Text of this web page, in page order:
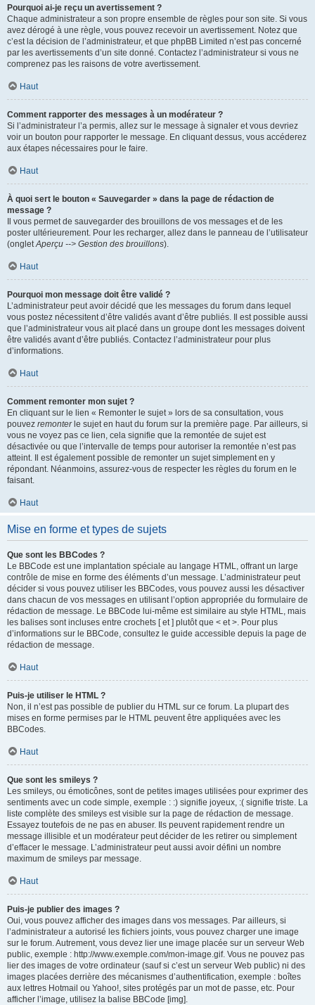
Pourquoi ai-je reçu un avertissement ?
Chaque administrateur a son propre ensemble de règles pour son site. Si vous
avez dérogé à une règle, vous pouvez recevoir un avertissement. Notez que
c’est la décision de l’administrateur, et que phpBB Limited n’est pas concerné
par les avertissements d’un site donné. Contactez l’administrateur si vous ne
comprenez pas les raisons de votre avertissement.
Haut
Comment rapporter des messages à un modérateur ?
Si l’administrateur l’a permis, allez sur le message à signaler et vous devriez
voir un bouton pour rapporter le message. En cliquant dessus, vous accéderez
aux étapes nécessaires pour le faire.
Haut
À quoi sert le bouton « Sauvegarder » dans la page de rédaction de
message ?
Il vous permet de sauvegarder des brouillons de vos messages et de les
poster ultérieurement. Pour les recharger, allez dans le panneau de l’utilisateur
(ongletAperçu --> Gestion des brouillons).
Haut
Pourquoi mon message doit être validé ?
L’administrateur peut avoir décidé que les messages du forum dans lequel
vous postez nécessitent d’être validés avant d’être publiés. Il est possible aussi
que l’administrateur vous ait placé dans un groupe dont les messages doivent
être validés avant d’être publiés. Contactez l’administrateur pour plus
d’informations.
Haut
Comment remonter mon sujet ?
En cliquant sur le lien « Remonter le sujet » lors de sa consultation, vous
pouvez remonterle sujet en haut du forum sur la première page. Par ailleurs, si
vous ne voyez pas ce lien, cela signifie que la remontée de sujet est
désactivée ou que l’intervalle de temps pour autoriser la remontée n’est pas
atteint. Il est également possible de remonter un sujet simplement en y
répondant. Néanmoins, assurez-vous de respecter les règles du forum en le
faisant.
Haut
Mise en forme et types de sujets
Que sont les BBCodes ?
Le BBCode est une implantation spéciale au langage HTML, offrant un large
contrôle de mise en forme des éléments d’un message. L’administrateur peut
décider si vous pouvez utiliser les BBCodes, vous pouvez aussi les désactiver
dans chacun de vos messages en utilisant l’option appropriée du formulaire de
rédaction de message. Le BBCode lui-même est similaire au style HTML, mais
les balises sont incluses entre crochets [ et ] plutôt que < et >. Pour plus
d’informations sur le BBCode, consultez le guide accessible depuis la page de
rédaction de message.
Haut
Puis-je utiliser le HTML ?
Non, il n’est pas possible de publier du HTML sur ce forum. La plupart des
mises en forme permises par le HTML peuvent être appliquées avec les
BBCodes.
Haut
Que sont les smileys ?
Les smileys, ou émoticônes, sont de petites images utilisées pour exprimer des
sentiments avec un code simple, exemple : :) signifie joyeux, :( signifie triste. La
liste complète des smileys est visible sur la page de rédaction de message.
Essayez toutefois de ne pas en abuser. Ils peuvent rapidement rendre un
message illisible et un modérateur peut décider de les retirer ou simplement
d’effacer le message. L’administrateur peut aussi avoir défini un nombre
maximum de smileys par message.
Haut
Puis-je publier des images ?
Oui, vous pouvez afficher des images dans vos messages. Par ailleurs, si
l’administrateur a autorisé les fichiers joints, vous pouvez charger une image
sur le forum. Autrement, vous devez lier une image placée sur un serveur Web
public, exemple : http://www.exemple.com/mon-image.gif. Vous ne pouvez pas
lier des images de votre ordinateur (sauf si c’est un serveur Web public) ni des
images placées derrière des mécanismes d’authentification, exemple : boîtes
aux lettres Hotmail ou Yahoo!, sites protégés par un mot de passe, etc. Pour
afficher l’image, utilisez la balise BBCode [img].